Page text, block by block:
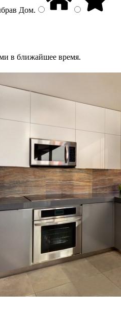
Дом.
в ближайшее время.